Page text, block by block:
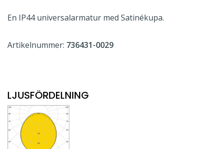
En IP44 universalarmatur med Satinékupa.
Artikelnummer: 736431-0029
LJUSFÖRDELNING